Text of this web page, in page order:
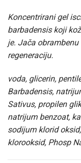
Koncentrirani gel
barbadensis koji
je. Jača
regeneraciju.
voda, glicerin,
Barbadensis,
Sativus, propilen
natrijum benzoat,
sodijum klorid
klorooksid, Phosp